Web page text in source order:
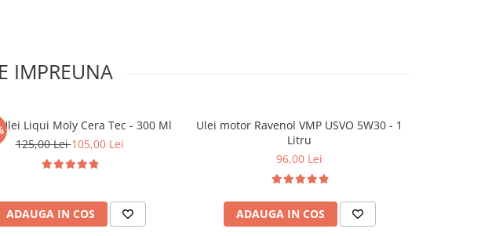
IMPREUNA
Liqui Moly Cera Tec - 300 Ml
125,00 Lei105,00 Lei
ADAUGA IN COS
Ulei motor Ravenol VMP USVO 5W30 - 1
Litru
96,00 Lei
ADAUGA IN COS